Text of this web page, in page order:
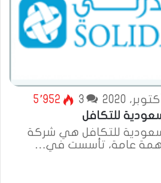
3
5٬952
للتكافل
للتكافل هي شركة
عامة، تأسست في…